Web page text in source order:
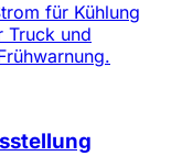
für Kühlung
Truck und